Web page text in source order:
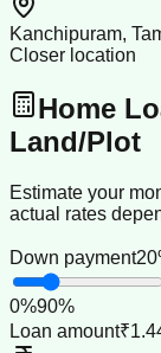
Kanchipuram,
Closer location
Home
Land/Plot
Estimate your
actual rates
Down payment
0%90%
Loan amount